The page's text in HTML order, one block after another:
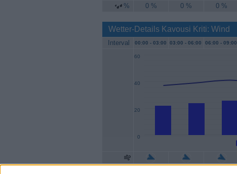
%
0 % 0 % 0 %
Wetter-Details Kavousi Kriti: Wind
Interval 00:00 - 03:00 03:00 - 06:00 06:00 - 09:00
0
20
40
60